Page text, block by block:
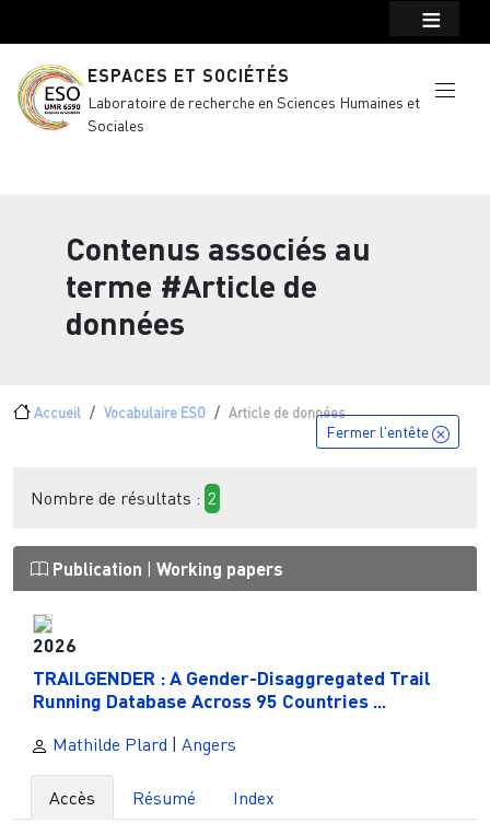
ESPACES ET SOCIÉTÉS
Laboratoire de recherche en Sciences Humaines et
Sociales
Contenus associés au
terme #Article de
données
Fil d'Ariane
Accueil Vocabulaire ESO Article de données
Fermer l'entête
Nombre de résultats : 2
Publication Working papers
2026
TRAILGENDER : A Gender-Disaggregated Trail
Running Database Across 95 Countries ...
Mathilde Plard Angers
Accès Résumé Index